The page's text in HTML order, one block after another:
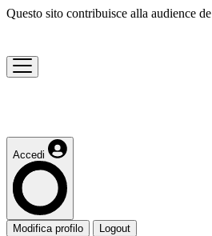
Questo sito contribuisce alla audience de
Accedi
Modifica profilo Logout